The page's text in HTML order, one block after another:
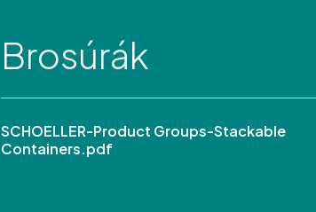
Brosúrák
SCHOELLER-Product Groups-Stackable
Containers.pdf